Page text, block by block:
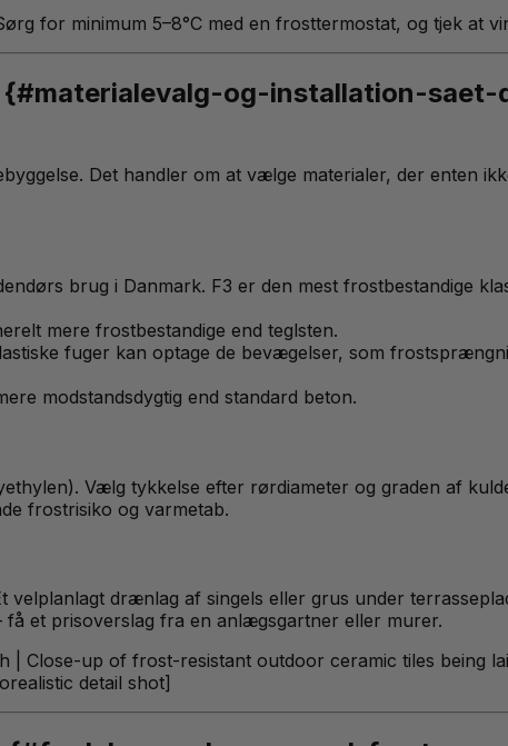
for minimum 5–8°C med en frosttermostat, og tjek at
og-installation-
Det handler om at vælge materialer, der enten
brug i Danmark. F3 er den mest frostbestandige
mere frostbestandige end teglsten.
fuger kan optage de bevægelser, som
modstandsdygtig end standard beton.
Vælg tykkelse efter rørdiameter og graden af
frostrisiko og varmetab.
drænlag af singels eller grus under
et prisoverslag fra en anlægsgartner eller murer.
Close-up of frost-resistant outdoor ceramic tiles being
detail shot]